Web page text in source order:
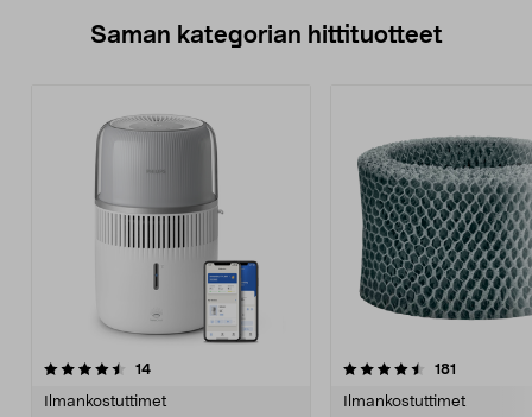
Saman kategorian hittituotteet
14arvostelut
Ilmankostuttimet
4.5 viidestä
181
Ilmankostuttimet
4.5 viidestä